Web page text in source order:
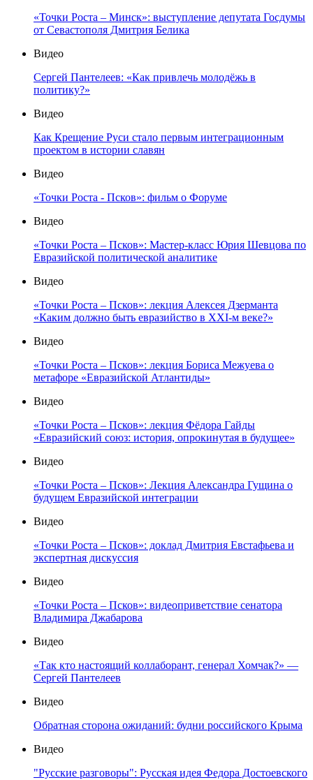
«Точки Роста – Минск»: выступление депутата Госдумы
от Севастополя Дмитрия Белика
Видео
Сергей Пантелеев: «Как привлечь молодёжь в
политику?»
Видео
Как Крещение Руси стало первым интеграционным
проектом в истории славян
Видео
«Точки Роста - Псков»: фильм о Форуме
Видео
«Точки Роста – Псков»: Мастер-класс Юрия Шевцова по
Евразийской политической аналитике
Видео
«Точки Роста – Псков»: лекция Алексея Дзерманта
«Каким должно быть евразийство в XXI-м веке?»
Видео
«Точки Роста – Псков»: лекция Бориса Межуева о
метафоре «Евразийской Атлантиды»
Видео
«Точки Роста – Псков»: лекция Фёдора Гайды
«Евразийский союз: история, опрокинутая в будущее»
Видео
«Точки Роста – Псков»: Лекция Александра Гущина о
будущем Евразийской интеграции
Видео
«Точки Роста – Псков»: доклад Дмитрия Евстафьева и
экспертная дискуссия
Видео
«Точки Роста – Псков»: видеоприветствие сенатора
Владимира Джабарова
Видео
«Так кто настоящий коллаборант, генерал Хомчак?» —
Сергей Пантелеев
Видео
Обратная сторона ожиданий: будни российского Крыма
Видео
"Русские разговоры": Русская идея Федора Достоевского